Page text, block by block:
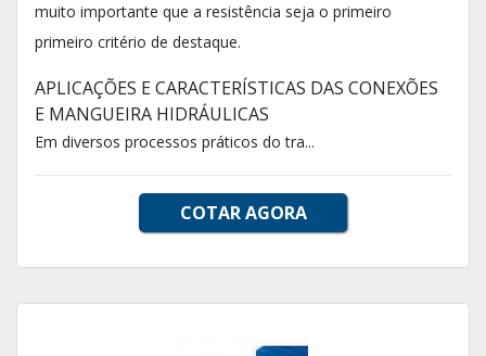
muito importante que a resistência seja o primeiro
primeiro critério de destaque.
APLICAÇÕES E CARACTERÍSTICAS DAS CONEXÕES
E MANGUEIRA HIDRÁULICAS
Em diversos processos práticos do tra...
COTAR AGORA